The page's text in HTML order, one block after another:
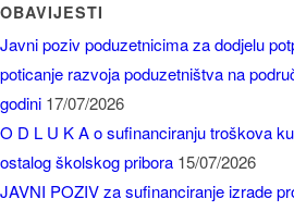
OBAVIJESTI
Javni poziv poduzetnicima za dodjelu
poticanje razvoja poduzetništva na
godini 17/07/2026
O D L U K A o sufinanciranju troškova
ostalog školskog pribora 15/07/2026
JAVNI POZIV za sufinanciranje izrade